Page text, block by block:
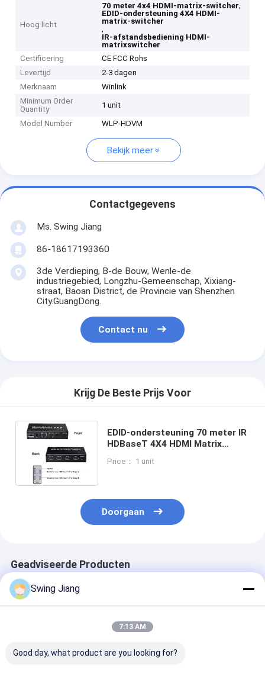
Hoog licht
70 meter 4x4 HDMI-matrix-switcher,
EDID-ondersteuning 4X4 HDMI-
matrix-switcher
,
IR-afstandsbediening HDMI-
matrixswitcher
Certificering
CE FCC Rohs
Levertijd
2-3 dagen
Merknaam
Winlink
Minimum Order
Quantity
1 unit
Model Number WLP-HDVM
Bekijk meer
Contactgegevens
Ms. Swing Jiang
86-18617193360
3de Verdieping, B-de Bouw, Wenle-de
industriegebied, Longzhu-Gemeenschap, Xixiang-
straat, Baoan District, de Provincie van Shenzhen
City.GuangDong.
Contact nu
Krijg De Beste Prijs Voor
EDID-ondersteuning 70 meter IR
HDBaseT 4X4 HDMI Matrix
afstandsbediening
Price： 1 unit
Doorgaan
Geadviseerde Producten
Swing Jiang
7:13 AM
Good day, what product are you looking for?